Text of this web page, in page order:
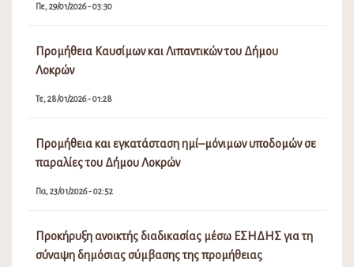
Πε, 29/01/2026 - 03:30
Προμήθεια Καυσίμων και Λιπαντικών του Δήμου
Λοκρών
Τε, 28/01/2026 - 01:28
Προμήθεια και εγκατάσταση ημί–μόνιμων υποδομών σε
παραλίες του Δήμου Λοκρών
Πα, 23/01/2026 - 02:52
Προκήρυξη ανοικτής διαδικασίας μέσω ΕΣΗΔΗΣ για τη
σύναψη δημόσιας σύμβασης της προμήθειας